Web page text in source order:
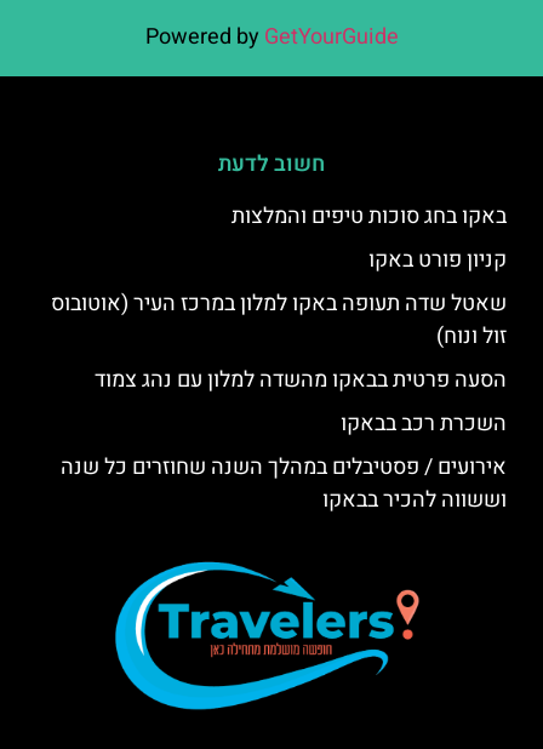
Powered by GetYourGuide
חשוב לדעת
באקו בחג סוכות טיפים והמלצות
קניון פורט באקו
שאטל שדה תעופה באקו למלון במרכז העיר (אוטובוס
זול ונוח)
הסעה פרטית בבאקו מהשדה למלון עם נהג צמוד
השכרת רכב בבאקו
אירועים / פסטיבלים במהלך השנה שחוזרים כל שנה
וששווה להכיר בבאקו